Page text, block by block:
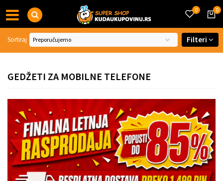
0
0
GEDŽETI ZA MOBILNE TELEFONE
Sortiraj Filteri